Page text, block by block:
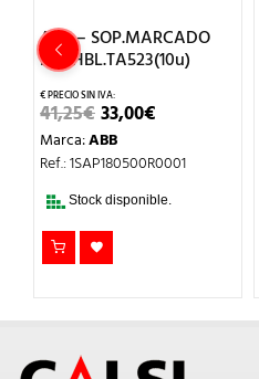
ABB – SOP.MARCADO
ENCHBL.TA523(10u)
41,25€EL
PRECIO
ORIGINAL
ERA:
33,00€
ES:
Marca:ABB
Ref.: 1SAP180500R0001
Stock disponible.